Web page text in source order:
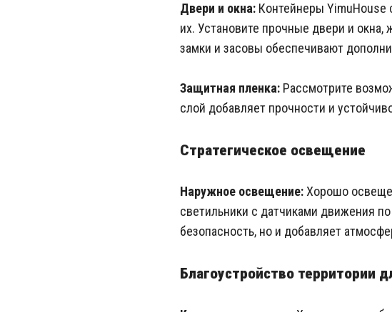
Двери и окна: Контейнеры YimuHouse
их. Установите прочные двери и
замки и засовы обеспечивают
Защитная пленка: Рассмотрите
слой добавляет прочности и
Стратегическое освещение
Наружное освещение: Хорошо
светильники с датчиками движения
безопасность, но и добавляет
Благоустройство территории